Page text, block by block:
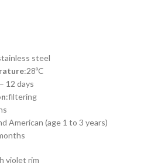
steel
:28ºC
12 days
:filtering
American (age 1 to 3 years)
violet rim